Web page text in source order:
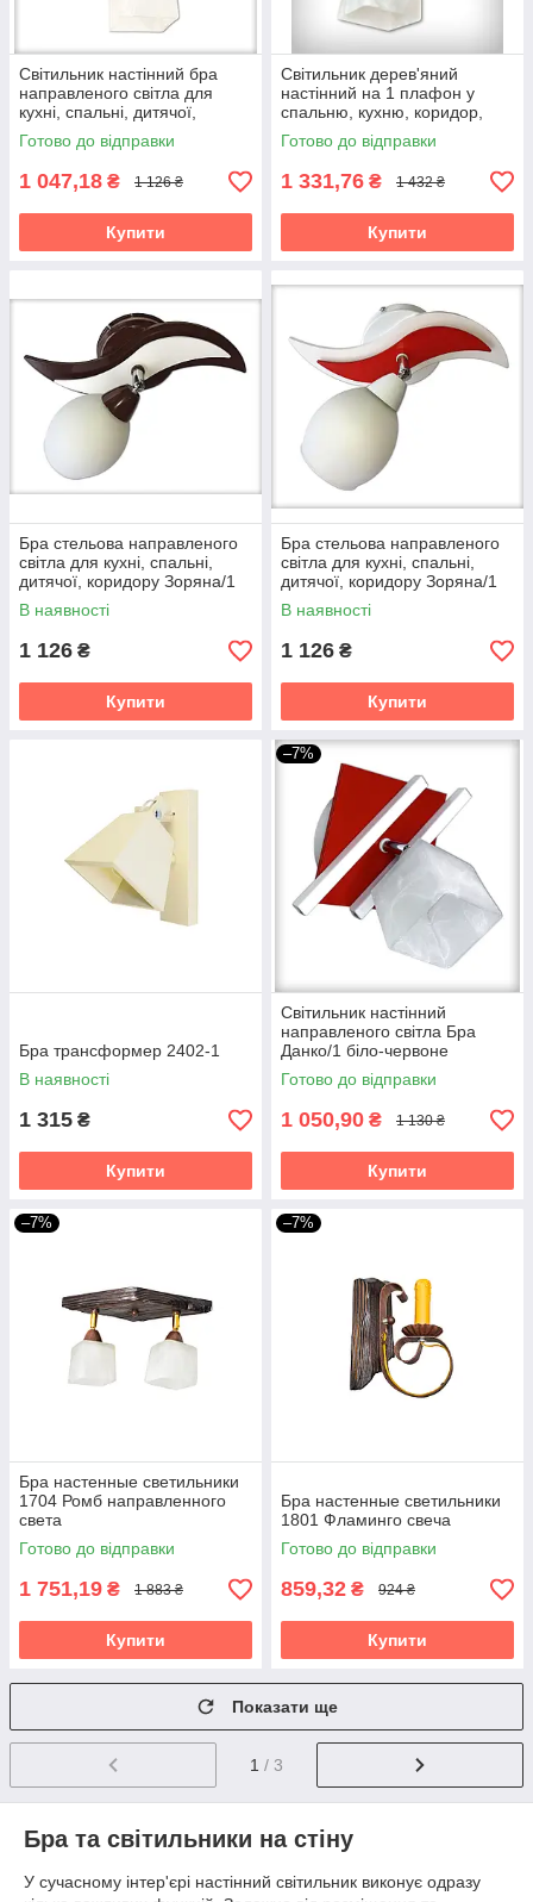
Світильник настінний бра
направленого світла для
кухні, спальні, дитячої,
коридору Зоряна/1 чорно-
червона
Готово до відправки
1 047,18 ₴ 1 126 ₴
Купити
Світильник дерев'яний
настінний на 1 плафон у
спальню, кухню, коридор,
гардероб бра Квадро/1
коричневе
Готово до відправки
1 331,76 ₴ 1 432 ₴
Купити
Бра стельова направленого
світла для кухні, спальні,
дитячої, коридору Зоряна/1
коричнево-біла
В наявності
1 126 ₴
Купити
Бра стельова направленого
світла для кухні, спальні,
дитячої, коридору Зоряна/1
біло-червона
В наявності
1 126 ₴
Купити
Бра трансформер 2402-1
В наявності
1 315 ₴
Купити
–7%
Світильник настінний
направленого світла Бра
Данко/1 біло-червоне
Готово до відправки
1 050,90 ₴ 1 130 ₴
Купити
–7%
Бра настенные светильники
1704 Ромб направленного
света
Готово до відправки
1 751,19 ₴ 1 883 ₴
Купити
–7%
Бра настенные светильники
1801 Фламинго свеча
Готово до відправки
859,32 ₴ 924 ₴
Купити
Показати ще
1 / 3
Бра та світильники на стіну
У сучасному інтер'єрі настінний світильник виконує одразу